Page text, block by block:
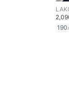
190